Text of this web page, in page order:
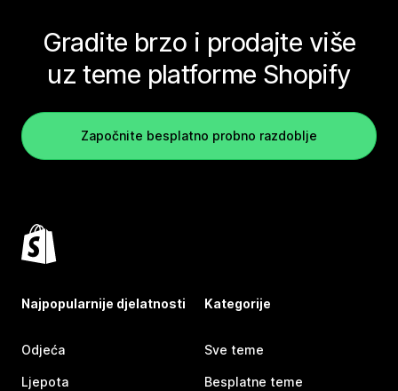
Gradite brzo i prodajte više
uz teme platforme Shopify
Započnite besplatno probno razdoblje
Najpopularnije djelatnosti
Odjeća
Ljepota
Kategorije
Sve teme
Besplatne teme